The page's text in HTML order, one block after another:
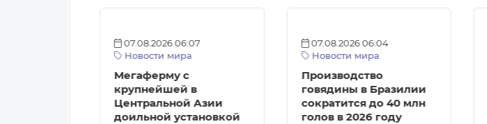
07.08.2026 06:07
Новости мира
Мегаферму с
крупнейшей в
Центральной Азии
доильной установкой
07.08.2026 06:04
Новости мира
Производство
говядины в Бразилии
сократится до 40 млн
голов в 2026 году